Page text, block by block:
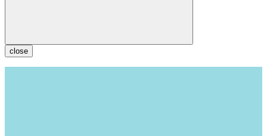
close